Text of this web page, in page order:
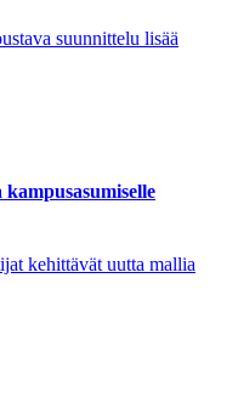
suunnittelu lisää
kehittävät uutta mallia